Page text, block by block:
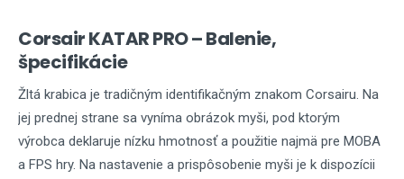
Corsair KATAR PRO – Balenie,
špecifikácie
Žltá krabica je tradičným identifikačným znakom Corsairu. Na
jej prednej strane sa vyníma obrázok myši, pod ktorým
výrobca deklaruje nízku hmotnosť a použitie najmä pre MOBA
a FPS hry. Na nastavenie a prispôsobenie myši je k dispozícii